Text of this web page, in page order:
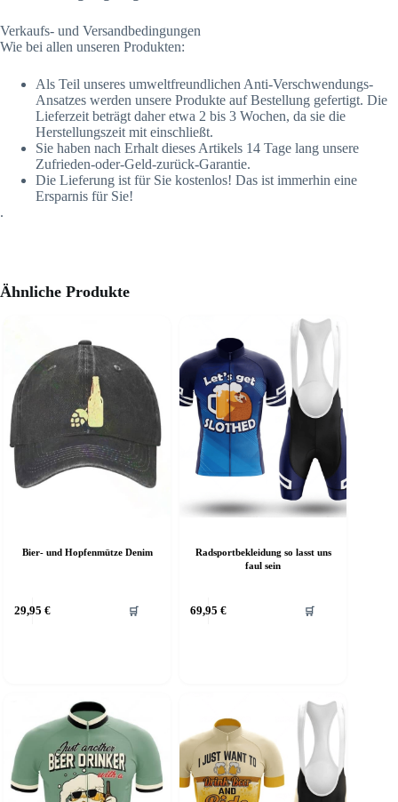
Verkaufs- und Versandbedingungen
Wie bei allen unseren Produkten:
Als Teil unseres umweltfreundlichen Anti-Verschwendungs-
Ansatzes werden unsere Produkte auf Bestellung gefertigt. Die
Lieferzeit beträgt daher etwa 2 bis 3 Wochen, da sie die
Herstellungszeit mit einschließt.
Sie haben nach Erhalt dieses Artikels 14 Tage lang unsere
Zufrieden-oder-Geld-zurück-Garantie.
Die Lieferung ist für Sie kostenlos! Das ist immerhin eine
Ersparnis für Sie!
.
Ähnliche Produkte
Bier- und Hopfenmütze Denim
29,95 € 🛒
Radsportbekleidung so lasst uns
faul sein
69,95 € 🛒